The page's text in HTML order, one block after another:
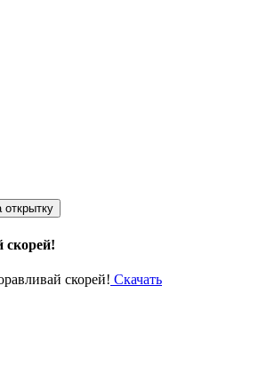
открытку
скорей!
Скачать